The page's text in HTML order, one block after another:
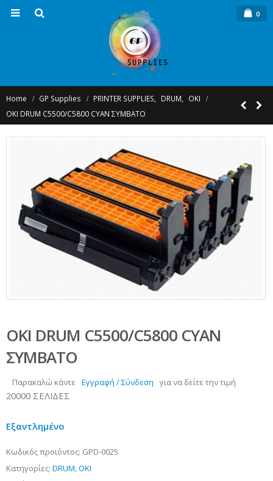
0
Home GP Supplies PRINTER SUPPLIES DRUM
OKI
OKI DRUM C5500/C5800 CYAN ΣΥΜΒΑΤΟ
OKI DRUM C5500/C5800 CYAN
ΣΥΜΒΑΤΟ
Παρακαλώ κάντε Εγγραφή / Σύνδεση για να δείτε την τιμή
20000 ΣΕΛΙΔΕΣ
Εξαντλημένο
Κωδικός προϊόντος: GPD-0025
Κατηγορίες: DRUM,OKI